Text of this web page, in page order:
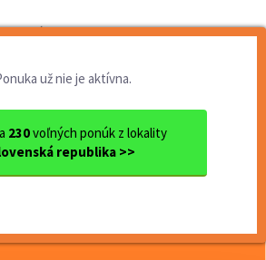
brigády
už nie je aktívna.
230voľných ponúk z lokality
republika >>